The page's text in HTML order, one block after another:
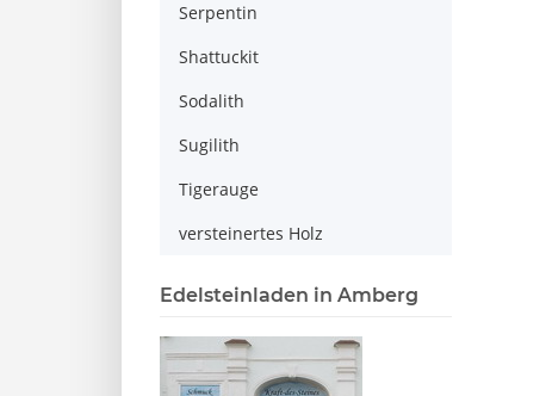
Serpentin
Shattuckit
Sodalith
Sugilith
Tigerauge
versteinertes Holz
Edelsteinladen in Amberg